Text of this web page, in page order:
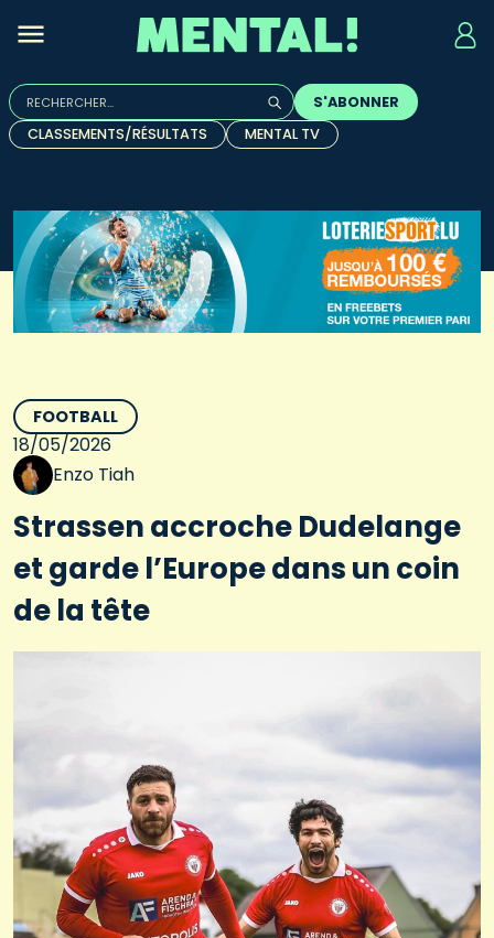
Rechercher :
Quand les résultats de l'auto-complétion sont
S'ABONNER
CLASSEMENTS/RÉSULTATS
MENTAL TV
FOOTBALL
18/05/2026
Enzo Tiah
Strassen accroche Dudelange
et garde l’Europe dans un coin
de la tête